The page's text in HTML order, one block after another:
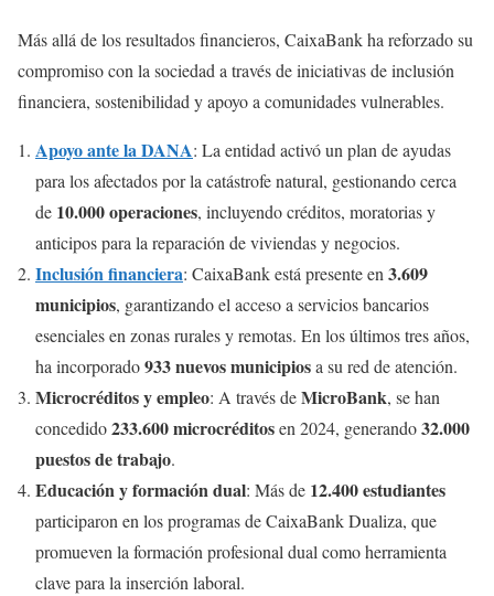
Más allá de los resultados financieros, CaixaBank ha reforzado su
compromiso con la sociedad a través de iniciativas de inclusión
financiera, sostenibilidad y apoyo a comunidades vulnerables.
Apoyo ante la DANA: La entidad activó un plan de ayudas
para los afectados por la catástrofe natural, gestionando cerca
de 10.000 operaciones, incluyendo créditos, moratorias y
anticipos para la reparación de viviendas y negocios.
Inclusión financiera: CaixaBank está presente en 3.609
municipios, garantizando el acceso a servicios bancarios
esenciales en zonas rurales y remotas. En los últimos tres años,
ha incorporado933 nuevos municipiosa su red de atención.
Microcréditos y empleo: A través deMicroBank, se han
concedido233.600 microcréditosen 2024, generando32.000
puestos de trabajo.
Educación y formación dual: Más de 12.400 estudiantes
participaron en los programas de CaixaBank Dualiza, que
promueven la formación profesional dual como herramienta
clave para la inserción laboral.